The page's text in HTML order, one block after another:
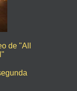
de "All